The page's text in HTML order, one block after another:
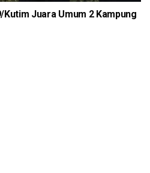
Kutim Juara Umum 2 Kampung